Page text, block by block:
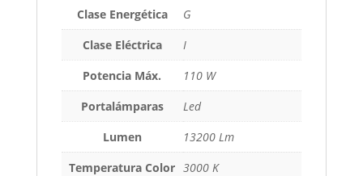
Clase Energética
G
Clase Eléctrica
I
Potencia Máx.
110 W
Portalámparas
Led
Lumen
13200 Lm
Temperatura Color 3000 K